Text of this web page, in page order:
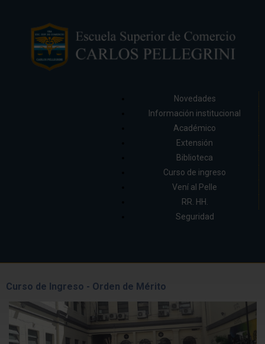
Novedades
Información institucional
Académico
Extensión
Biblioteca
Curso de ingreso
Vení al Pelle
RR. HH.
Seguridad
Curso de Ingreso - Orden de Mérito